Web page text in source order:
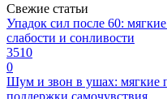
Свежие статьи
Упадок сил после 60:
слабости и сонливости
3510
0
Шум и звон в ушах: мягкие
поддержки самочувствия